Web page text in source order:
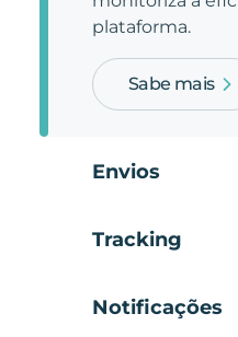
plataforma.
Sabe mais
Envios
Tracking
Notificações